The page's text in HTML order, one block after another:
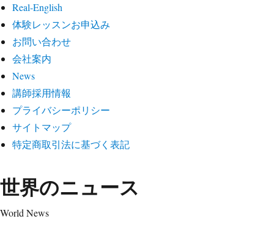
Real-English
体験レッスンお申込み
お問い合わせ
会社案内
News
講師採用情報
プライバシーポリシー
サイトマップ
特定商取引法に基づく表記
世界のニュース
World News